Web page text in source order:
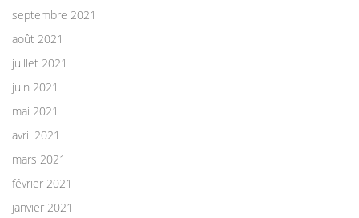
septembre 2021
août 2021
juillet 2021
juin 2021
mai 2021
avril 2021
mars 2021
février 2021
janvier 2021